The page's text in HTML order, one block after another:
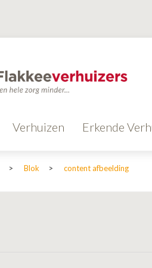
Verhuizen Erkende
> Blok > content afbeelding